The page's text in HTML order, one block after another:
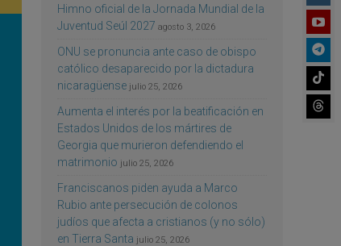
Himno oficial de la Jornada Mundial de la
Juventud Seúl 2027 agosto 3, 2026
ONU se pronuncia ante caso de obispo
católico desaparecido por la dictadura
nicaragüense julio 25, 2026
Aumenta el interés por la beatificación en
Estados Unidos de los mártires de
Georgia que murieron defendiendo el
matrimonio julio 25, 2026
Franciscanos piden ayuda a Marco
Rubio ante persecución de colonos
judíos que afecta a cristianos (y no sólo)
en Tierra Santa julio 25, 2026